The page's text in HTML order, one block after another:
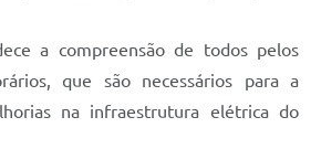
a compreensão de todos pelos
que são necessários para a
na infraestrutura elétrica do